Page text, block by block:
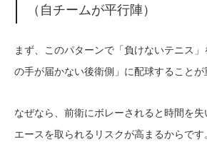
（自チームが平行陣）
まず、このパターンで「負けないテニス
の手が届かない後衛側」に配球することが
なぜなら、前衛にボレーされると時間を
エースを取られるリスクが高まるからです